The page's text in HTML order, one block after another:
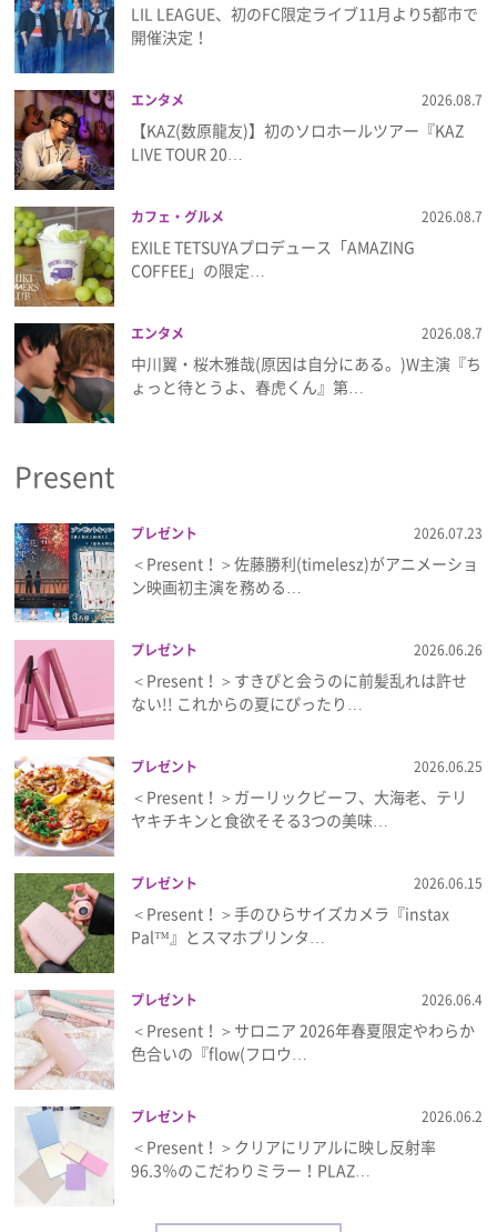
LIL LEAGUE、初のFC限定ライブ11月より5都市で
開催決定！
エンタメ 2026.08.7
【KAZ(数原龍友)】初のソロホールツアー『KAZ
LIVE TOUR 20…
カフェ・グルメ 2026.08.7
EXILE TETSUYAプロデュース「AMAZING
COFFEE」の限定…
エンタメ 2026.08.7
中川翼・桜木雅哉(原因は自分にある。)W主演『ち
ょっと待とうよ、春虎くん』第…
Present
プレゼント 2026.07.23
＜Present！＞佐藤勝利(timelesz)がアニメーショ
ン映画初主演を務める…
プレゼント 2026.06.26
＜Present！＞すきぴと会うのに前髪乱れは許せ
ない!! これからの夏にぴったり…
プレゼント 2026.06.25
＜Present！＞ガーリックビーフ、大海老、テリ
ヤキチキンと食欲そそる3つの美味…
プレゼント 2026.06.15
＜Present！＞手のひらサイズカメラ『instax
Pal™』とスマホプリンタ…
プレゼント 2026.06.4
＜Present！＞サロニア 2026年春夏限定やわらか
色合いの『flow(フロウ…
プレゼント 2026.06.2
＜Present！＞クリアにリアルに映し反射率
96.3％のこだわりミラー！PLAZ…